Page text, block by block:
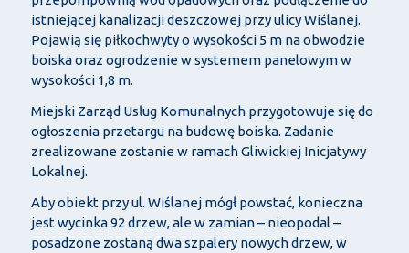
istniejącej kanalizacji deszczowej przy ulicy Wiślanej.
Pojawią się piłkochwyty o wysokości 5 m na obwodzie
boiska oraz ogrodzenie w systemem panelowym w
wysokości 1,8 m.
Miejski Zarząd Usług Komunalnych przygotowuje się do
ogłoszenia przetargu na budowę boiska. Zadanie
zrealizowane zostanie w ramach Gliwickiej Inicjatywy
Lokalnej.
Aby obiekt przy ul. Wiślanej mógł powstać, konieczna
jest wycinka 92 drzew, ale w zamian – nieopodal –
posadzone zostaną dwa szpalery nowych drzew, w